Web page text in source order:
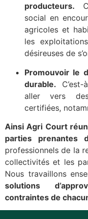
producteurs.
social en
agricoles et
les
désireuses de
Promouvoir le
durable.
aller vers
certifiées,
Ainsi Agri Court
parties prenantes
professionnels de la
collectivités et les
Nous travaillons
solutions
contraintes de